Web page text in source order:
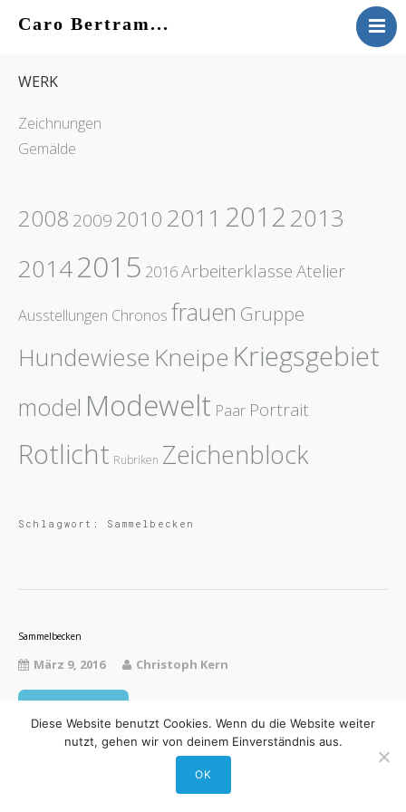
Caro Bertram...
KONTAKT
WERK
Zeichnungen
Gemälde
2008 2009 2010 2011 20122013
20142015 2016ArbeiterklasseAtelier
Ausstellungen Chronos frauen Gruppe
Hundewiese Kneipe Kriegsgebiet
model Modewelt Paar Portrait
Rotlicht Rubriken Zeichenblock
Schlagwort: Sammelbecken
Sammelbecken
März 9, 2016 Christoph Kern
Read More
Theme by Tesseract
Diese Website benutzt Cookies. Wenn du die Website weiter
nutzt, gehen wir von deinem Einverständnis aus.
OK